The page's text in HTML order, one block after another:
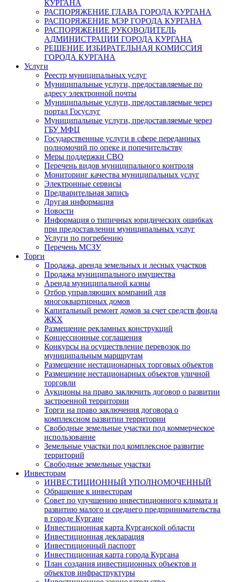
КУРГАНА
РАСПОРЯЖЕНИЕ ГЛАВА ГОРОДА КУРГАНА
РАСПОРЯЖЕНИЕ МЭР ГОРОДА КУРГАНА
РАСПОРЯЖЕНИЕ РУКОВОДИТЕЛЬ
АДМИНИСТРАЦИИ ГОРОДА КУРГАНА
РЕШЕНИЕ ИЗБИРАТЕЛЬНАЯ КОМИССИЯ
ГОРОДА КУРГАНА
Услуги
Реестр муниципальных услуг
Муниципальные услуги, предоставляемые по
адресу электронной почты
Муниципальные услуги, предоставляемые через
портал Госуслуг
Муниципальные услуги, предоставляемые через
ГБУ МФЦ
Государственные услуги в сфере переданных
полномочий по опеке и попечительству
Меры поддержки СВО
Перечень видов муниципального контроля
Мониторинг качества муниципальных услуг
Электронные сервисы
Предварительная запись
Другая информация
Новости
Информация о типичных юридических ошибках
при предоставлении муниципальных услуг
Услуги по погребению
Перечень МСЗУ
Торги
Продажа, аренда земельных и лесных участков
Продажа муниципального имущества
Аренда муниципальной казны
Отбор управляющих компаний для
многоквартирных домов
Капитальный ремонт домов за счет средств фонда
ЖКХ
Размещение рекламных конструкций
Концессионные соглашения
Конкурсы на осуществление перевозок по
муниципальным маршрутам
Размещение нестационарных торговых объектов
Размещение нестационарных объектов уличной
торговли
Аукционы на право заключить договор о развитии
застроенной территории
Торги на право заключения договора о
комплексном развитии территории
Свободные земельные участки под коммерческое
использование
Земельные участки под комплексное развитие
территорий
Свободные земельные участки
Инвесторам
ИНВЕСТИЦИОННЫЙ УПОЛНОМОЧЕННЫЙ
Обращение к инвесторам
Совет по улучшению инвестиционного климата и
развитию малого и среднего предпринимательства
в городе Кургане
Инвестиционная карта Курганской области
Инвестиционная декларация
Инвестиционный паспорт
Инвестиционная карта города Кургана
План создания инвестиционных объектов и
объектов инфраструктуры